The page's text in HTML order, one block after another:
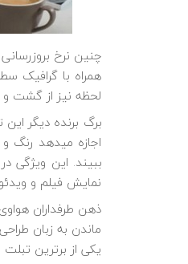
لحظه نیز از گشت و
نمایش فیلم و ویدئو
ماندن به زبان
یکی از برترین تبلت سال 2021